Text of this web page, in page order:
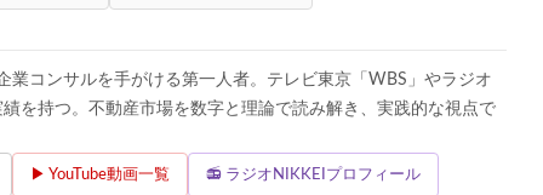
コンサルを手がける第一人者。テレビ東京「WBS」やラジオ
を持つ。不動産市場を数字と理論で読み解き、実践的な視点で
▶ YouTube動画一覧 📻 ラジオNIKKEIプロフィール